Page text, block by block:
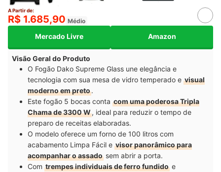
A Partir de:
R$ 1.685,90 Médio
Mercado Livre Amazon
Visão Geral do Produto
O Fogão Dako Supreme Glass une elegância e
tecnologia com sua mesa de vidro temperado e visual
moderno em preto.
Este fogão 5 bocas conta com uma poderosa Tripla
Chama de 3300 W, ideal para reduzir o tempo de
preparo de receitas elaboradas.
O modelo oferece um forno de 100 litros com
acabamento Limpa Fácil e visor panorâmico para
acompanhar o assado sem abrir a porta.
Com trempes individuais de ferro fundido e